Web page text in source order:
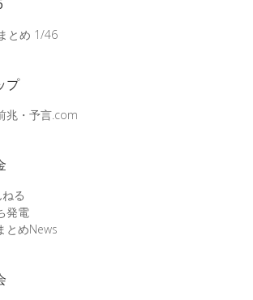
とめ 1/46
プ
兆・予言.com
る
発電
とめNews